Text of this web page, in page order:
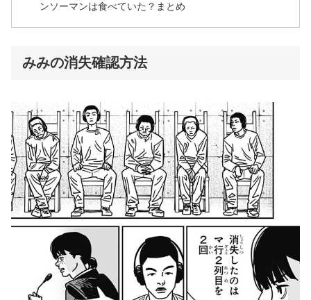
ンソーマンは食べていた？まとめ
みみの消失確認方法